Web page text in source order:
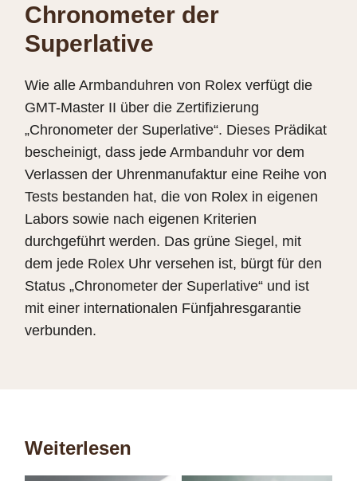
Chronometer der
Superlative
Wie alle Armbanduhren von Rolex verfügt die
GMT-Master II über die Zertifizierung
„Chronometer der Superlative“. Dieses Prädikat
bescheinigt, dass jede Armbanduhr vor dem
Verlassen der Uhrenmanufaktur eine Reihe von
Tests bestanden hat, die von Rolex in eigenen
Labors sowie nach eigenen Kriterien
durchgeführt werden. Das grüne Siegel, mit
dem jede Rolex Uhr versehen ist, bürgt für den
Status „Chronometer der Superlative“ und ist
mit einer internationalen Fünfjahresgarantie
verbunden.
Weiterlesen